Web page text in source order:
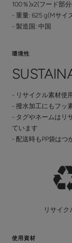
100％)x2(フード部
- 重量: 625 g(Mサイ
- 製造国: 中国
環境性
- リサイクル素材使
- 撥水加工にもフッ
- タグやネームはリ
ています
- 配送時もPP袋はつ
リサイク
使用資材